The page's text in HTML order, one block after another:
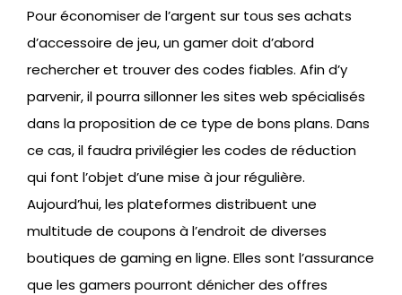
Pour économiser de l’argent sur tous ses achats
d’accessoire de jeu, un gamer doit d’abord
rechercher et trouver des codes fiables. Afin d’y
parvenir, il pourra sillonner les sites web spécialisés
dans la proposition de ce type de bons plans. Dans
ce cas, il faudra privilégier les codes de réduction
qui font l’objet d’une mise à jour régulière.
Aujourd’hui, les plateformes distribuent une
multitude de coupons à l’endroit de diverses
boutiques de gaming en ligne. Elles sont l’assurance
que les gamers pourront dénicher des offres